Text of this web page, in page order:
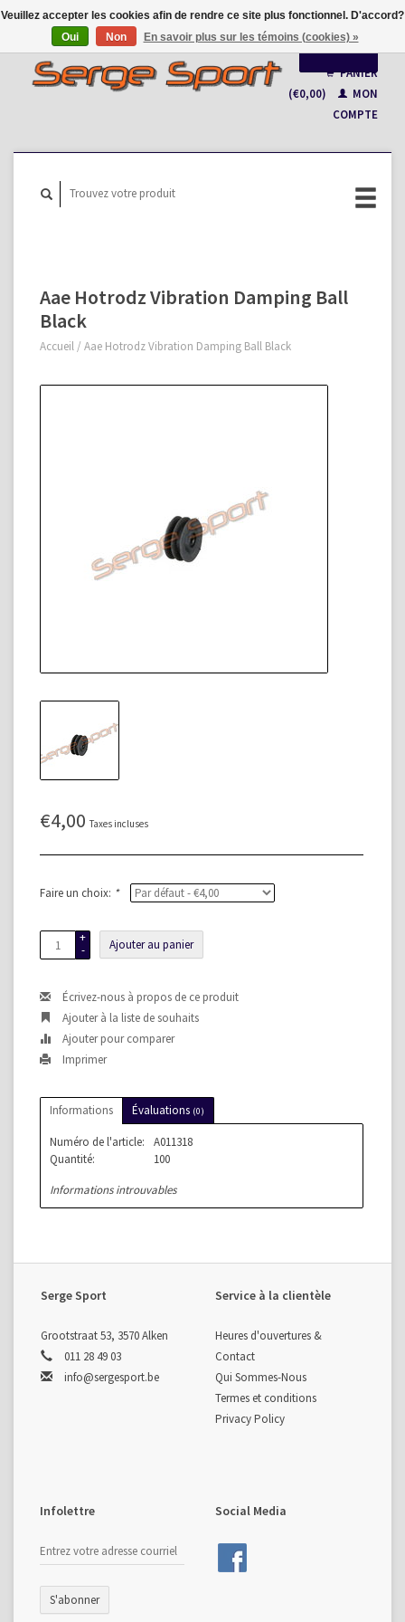
Français
Nederlands
PANIER
(€0,00)
MON
COMPTE
Aae Hotrodz Vibration Damping Ball
Black
Accueil / Aae Hotrodz Vibration Damping Ball Black
€4,00 Taxes incluses
Faire un choix: *
+
-
Ajouter au panier
Écrivez-nous à propos de ce produit
Ajouter à la liste de souhaits
Ajouter pour comparer
Imprimer
Informations Évaluations (0)
Numéro de l'article:
A011318
Quantité:
100
Informations introuvables
Serge Sport
Grootstraat 53, 3570 Alken
011 28 49 03
info@sergesport.be
Service à la clientèle
Heures d'ouvertures &
Contact
Qui Sommes-Nous
Termes et conditions
Privacy Policy
Infolettre
S'abonner
Social Media
Veuillez accepter les cookies afin de rendre ce site plus fonctionnel. D'accord?
Oui
Non En savoir plus sur les témoins (cookies) »